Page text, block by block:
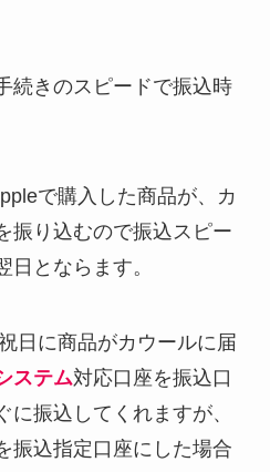
続きのスピードで振込時
で購入した商品が、カ
振り込むので振込スピー
日とならます。
日に商品がカウールに届
ステム対応口座を振込口
振込してくれますが、
振込指定口座にした場合